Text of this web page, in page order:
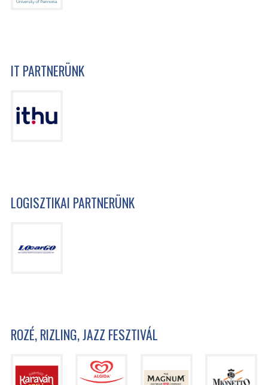
IT PARTNERÜNK
LOGISZTIKAI PARTNERÜNK
ROZÉ, RIZLING, JAZZ FESZTIVÁL